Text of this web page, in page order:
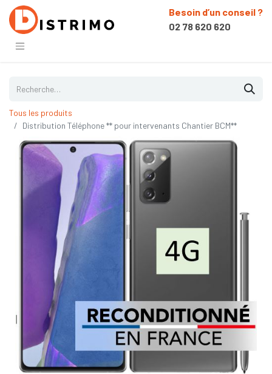
Besoin d’un conseil ?
02 78 620 620
Tous les produits
Distribution Téléphone ** pour intervenants Chantier BCM**